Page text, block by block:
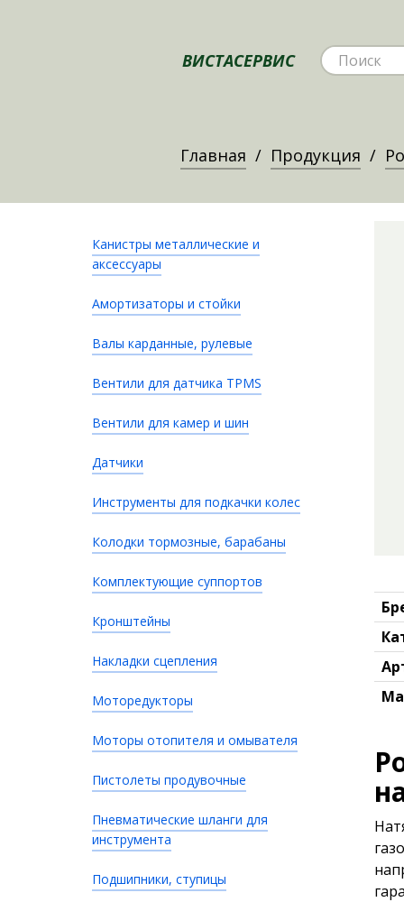
ВИСТАСЕРВИС
Главная Продукция
Канистры металлические и
аксессуары
Амортизаторы и стойки
Валы карданные, рулевые
Вентили для датчика TPMS
Вентили для камер и шин
Датчики
Инструменты для подкачки колес
Колодки тормозные, барабаны
Комплектующие суппортов
Кронштейны
Накладки сцепления
Моторедукторы
Моторы отопителя и омывателя
Пистолеты продувочные
Пневматические шланги для
инструмента
Подшипники, ступицы